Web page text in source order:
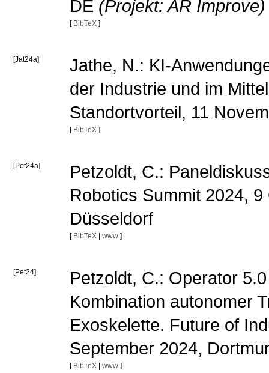
DE (Projekt: AR Improve)
[ BibTeX ]
[Jat24a]
Jathe, N.: KI-
der Industrie und im
Standortvorteil, 11
[ BibTeX ]
[Pet24a]
Petzoldt, C.:
Robotics Summit 2024,
Düsseldorf
[ BibTeX| www ]
[Pet24]
Petzoldt, C.: Operator
Kombination autonomer
Exoskelette. Future of
September 2024,
[ BibTeX| www ]